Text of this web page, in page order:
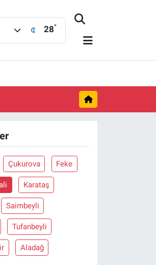
28°
Çukurova Feke
Karataş
Saimbeyli
Tufanbeyli
Aladağ